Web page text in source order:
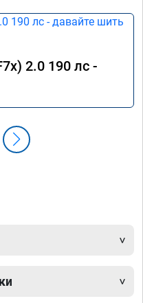
2.0 190 лс -